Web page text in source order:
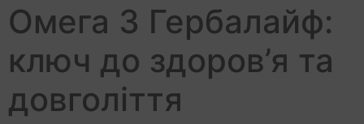
Омега 3 Гербалайф:
ключ до здоров’я та
довголіття